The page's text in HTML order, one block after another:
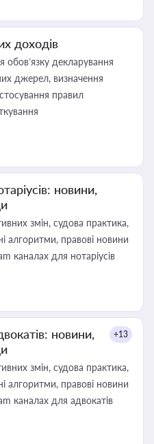
доходів
обов’язку декларування
джерел, визначення
правил
новини,
змін, судова практика,
алгоритми, правові новини
каналах для нотаріусів
новини,
+13
змін, судова практика,
алгоритми, правові новини
каналах для адвокатів